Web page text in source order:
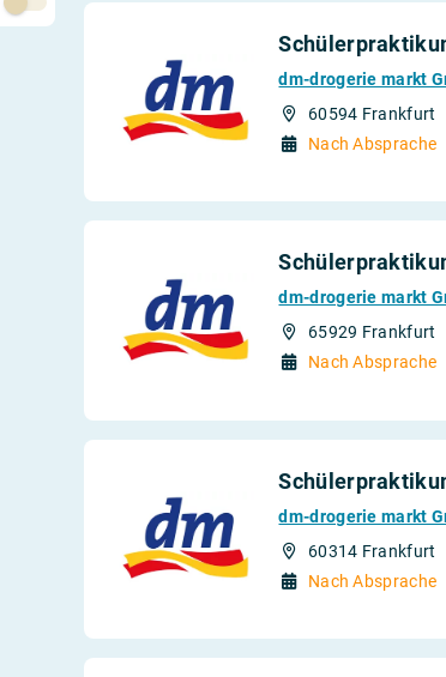
dm-drogerie markt
60594 Frankfurt
Nach Absprache
dm-drogerie markt
65929 Frankfurt
Nach Absprache
dm-drogerie markt
60314 Frankfurt
Nach Absprache